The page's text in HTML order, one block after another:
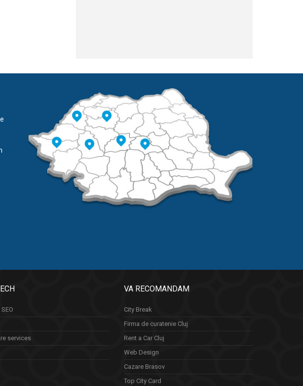
services
VA RECOMANDAM
City Break
Firma de curatenie Cluj
Rent a Car Cluj
Web Design
Cazare Brasov
Top City Card